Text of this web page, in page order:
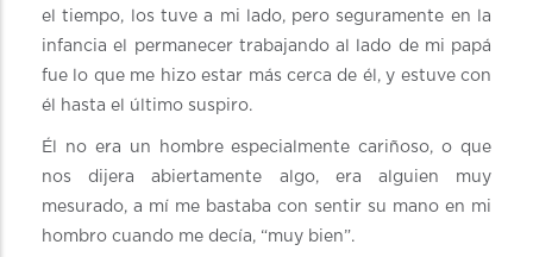
el tiempo, los tuve a mi lado, pero seguramente en la
infancia el permanecer trabajando al lado de mi papá
fue lo que me hizo estar más cerca de él, y estuve con
él hasta el último suspiro.
Él no era un hombre especialmente cariñoso, o que
nos dijera abiertamente algo, era alguien muy
mesurado, a mí me bastaba con sentir su mano en mi
hombro cuando me decía, “muy bien”.